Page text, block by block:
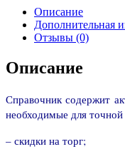
Описание
Дополнительная
Отзывы (0)
Описание
Справочник содержит
необходимые для
– скидки на торг;